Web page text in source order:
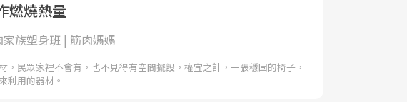
燃燒熱量
家族塑身班 | 筋肉媽媽
，民眾家裡不會有，也不見得有空間擺設，權宜之計，一張穩固的椅子，
利用的器材。